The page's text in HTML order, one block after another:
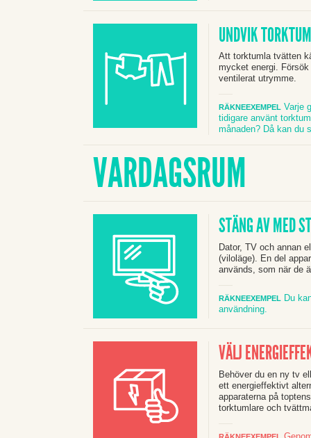
UNDVIK
Att torktumla tvätten
mycket energi.
ventilerat utrymme.
RÄKNEEXEMPELVarje
tidigare använt
månaden? Då kan du
VARDAGSRUM
STÄNG AV MED
Dator, TV och annan
(viloläge). En del
används, som när de
RÄKNEEXEMPELDu
användning.
VÄLJ
Behöver du en ny tv
ett energieffektivt
apparaterna på
torktumlare och